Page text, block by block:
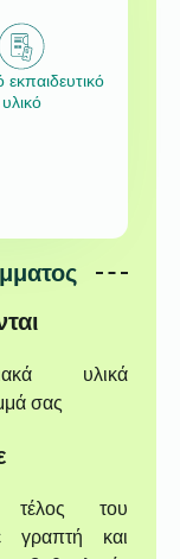
υλικό
υλικά
σας
του
γραπτή και